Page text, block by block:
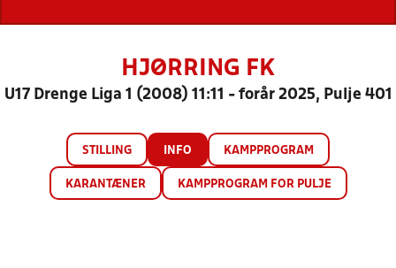
HJØRRING FK
U17 Drenge Liga 1 (2008) 11:11 - forår 2025, Pulje 401
STILLING INFO KAMPPROGRAM
KARANTÆNER KAMPPROGRAM FOR PULJE